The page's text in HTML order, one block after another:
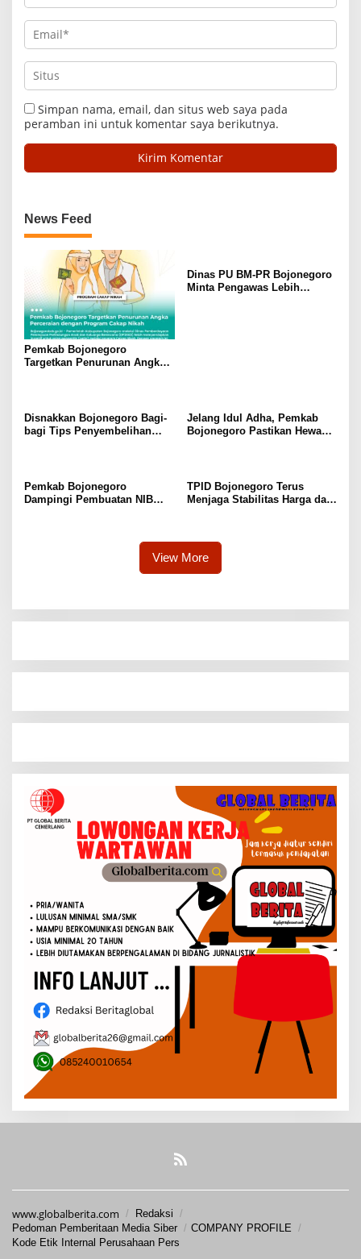
Simpan nama, email, dan situs web saya pada
peramban ini untuk komentar saya berikutnya.
News Feed
Pemkab Bojonegoro
Targetkan Penurunan Angka
Dinas PU BM-PR Bojonegoro
Minta Pengawas Lebih
Disnakkan Bojonegoro Bagi-
bagi Tips Penyembelihan
Jelang Idul Adha, Pemkab
Bojonegoro Pastikan Hewan
Pemkab Bojonegoro
Dampingi Pembuatan NIB
TPID Bojonegoro Terus
Menjaga Stabilitas Harga dan
View More
www.globalberita.com
Redaksi
Pedoman Pemberitaan Media Siber
COMPANY PROFILE
Kode Etik Internal Perusahaan Pers